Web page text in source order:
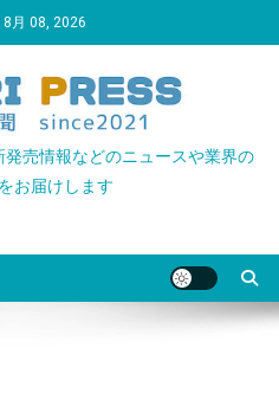
8月 08, 2026
売情報などのニュースや業界の
お届けします